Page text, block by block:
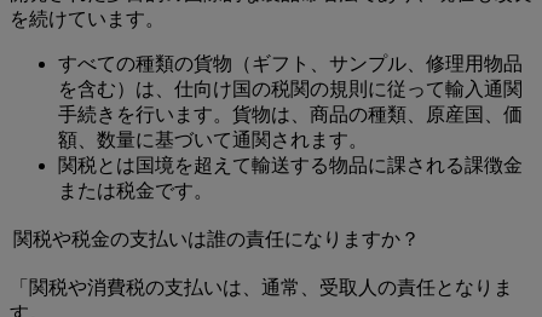
を続けています。
すべての種類の貨物（ギフト、サンプル、修理用物品
を含む）は、仕向け国の税関の規則に従って輸入通関
手続きを行います。貨物は、商品の種類、原産国、価
額、数量に基づいて通関されます。
関税とは国境を超えて輸送する物品に課される課徴金
または税金です。
関税や税金の支払いは誰の責任になりますか？
「関税や消費税の支払いは、通常、受取人の責任となりま